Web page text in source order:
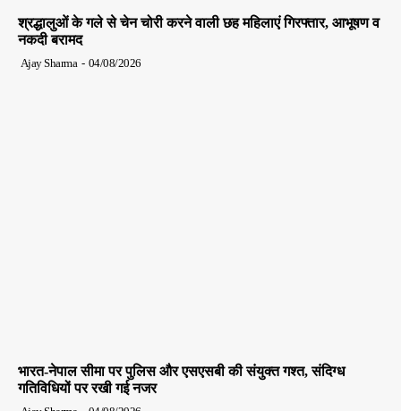
श्रद्धालुओं के गले से चेन चोरी करने वाली छह महिलाएं गिरफ्तार, आभूषण व
नकदी बरामद
Ajay Sharma - 04/08/2026
भारत-नेपाल सीमा पर पुलिस और एसएसबी की संयुक्त गश्त, संदिग्ध
गतिविधियों पर रखी गई नजर